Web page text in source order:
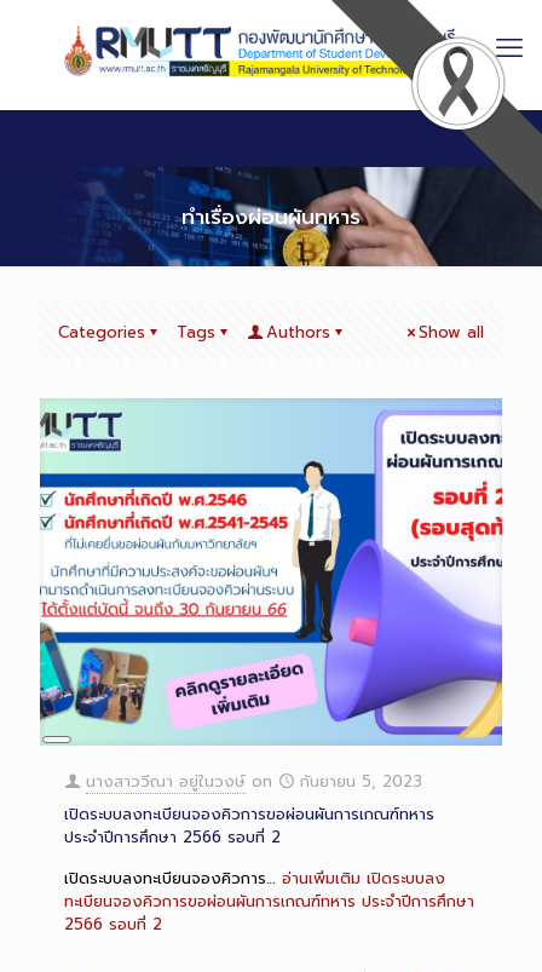
ทำเรื่องผ่อนผันทหาร
Categories Tags Authors Show all
Long
Description
นางสาววีณา อยู่ในวงษ์ on
กันยายน 5, 2023
เปิดระบบลงทะเบียนจองคิวการขอผ่อนผันการเกณฑ์ทหาร
ประจำปีการศึกษา 2566 รอบที่ 2
เปิดระบบลงทะเบียนจองคิวการ… อ่านเพิ่มเติม เปิดระบบลง
ทะเบียนจองคิวการขอผ่อนผันการเกณฑ์ทหาร ประจำปีการศึกษา
2566 รอบที่ 2